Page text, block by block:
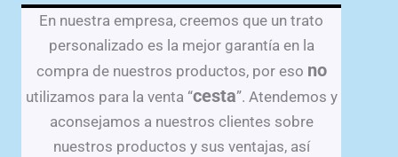
del
En nuestra empresa, creemos que un trato
personalizado es la mejor garantía en la
compra de nuestros productos, por eso no
utilizamos para la venta “cesta”. Atendemos y
aconsejamos a nuestros clientes sobre
nuestros productos y sus ventajas, así